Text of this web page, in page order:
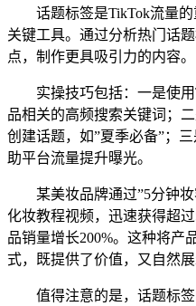
话题标签是TikTok流量
关键工具。通过分析热门话
点，制作更具吸引力的内容。
实操技巧包括：一是使
品相关的高频搜索关键词；
创建话题，如”夏季必备”；
助平台流量提升曝光。
某美妆品牌通过”5分钟
化妆教程视频，迅速获得超
品销量增长200%。这种将产
式，既提供了价值，又自然展
值得注意的是，话题标